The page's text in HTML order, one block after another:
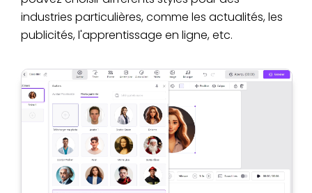
industries particulières, comme les actualités, les
publicités, l'apprentissage en ligne, etc.